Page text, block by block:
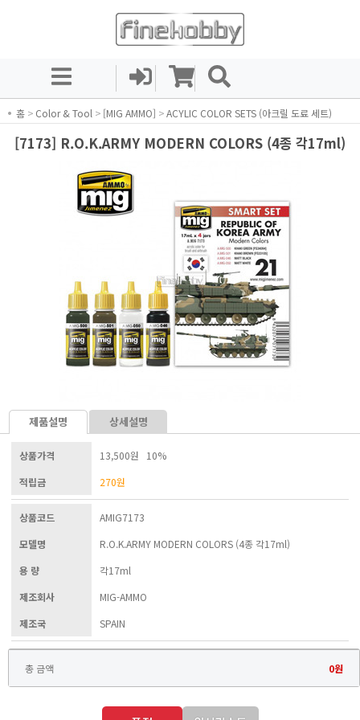
홈 > Color & Tool > [MIG AMMO] >ACYLIC COLOR SETS (아크릴 도료 세트)
[7173] R.O.K.ARMY MODERN COLORS (4종 각17ml)
제품설명 상세설명
상품가격
13,500원 10%
적립금
270원
상품코드
AMIG7173
모델명
R.O.K.ARMY MODERN COLORS (4종 각17ml)
용 량
각17ml
제조회사
MIG-AMMO
제조국
SPAIN
총 금액 0원